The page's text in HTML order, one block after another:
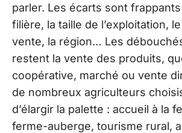
parler. Les écarts sont
filière, la taille de l’exploitation,
vente, la région… Les
restent la vente des produits,
coopérative, marché ou vente
de nombreux agriculteurs
d’élargir la palette : accueil à la
ferme-auberge, tourisme rural,